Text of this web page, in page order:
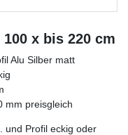
x bis 220 cm
Alu Silber matt
mm preisgleich
und Profil eckig oder